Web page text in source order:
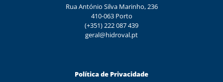
Rua António Silva Marinho, 236
410-063 Porto
(+351) 222 087 439
geral@hidroval.pt
Política de Privacidade